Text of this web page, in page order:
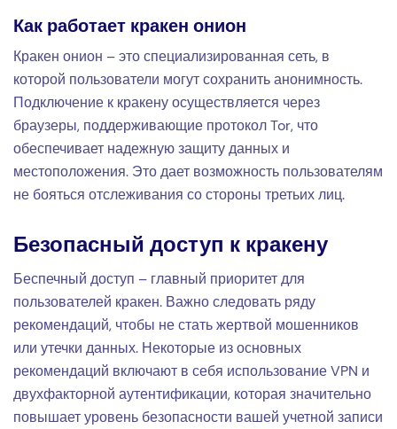
Как работает кракен онион
Кракен онион – это специализированная сеть, в
которой пользователи могут сохранить анонимность.
Подключение к кракену осуществляется через
браузеры, поддерживающие протокол Tor, что
обеспечивает надежную защиту данных и
местоположения. Это дает возможность пользователям
не бояться отслеживания со стороны третьих лиц.
Безопасный доступ к кракену
Беспечный доступ – главный приоритет для
пользователей кракен. Важно следовать ряду
рекомендаций, чтобы не стать жертвой мошенников
или утечки данных. Некоторые из основных
рекомендаций включают в себя использование VPN и
двухфакторной аутентификации, которая значительно
повышает уровень безопасности вашей учетной записи